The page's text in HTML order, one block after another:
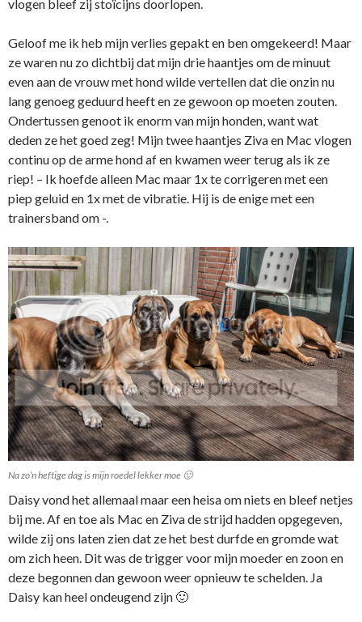
vlogen bleef zij stoïcijns doorlopen.
Geloof me ik heb mijn verlies gepakt en ben omgekeerd! Maar
ze waren nu zo dichtbij dat mijn drie haantjes om de minuut
even aan de vrouw met hond wilde vertellen dat die onzin nu
lang genoeg geduurd heeft en ze gewoon op moeten zouten.
Ondertussen genoot ik enorm van mijn honden, want wat
deden ze het goed zeg! Mijn twee haantjes Ziva en Mac vlogen
continu op de arme hond af en kwamen weer terug als ik ze
riep! – Ik hoefde alleen Mac maar 1x te corrigeren met een
piep geluid en 1x met de vibratie. Hij is de enige met een
trainersband om -.
Na zo’n heftige dag is mijn roedel lekker moe 🙂
Daisy vond het allemaal maar een heisa om niets en bleef netjes
bij me. Af en toe als Mac en Ziva de strijd hadden opgegeven,
wilde zij ons laten zien dat ze het best durfde en gromde wat
om zich heen. Dit was de trigger voor mijn moeder en zoon en
deze begonnen dan gewoon weer opnieuw te schelden. Ja
Daisy kan heel ondeugend zijn 🙂